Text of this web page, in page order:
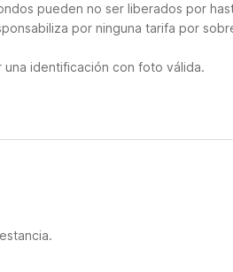
pueden no ser liberados por
por ninguna tarifa por
identificación con foto válida.